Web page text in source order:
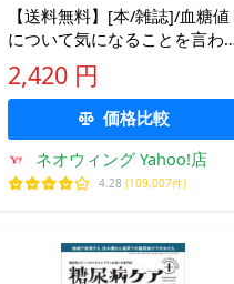
【送料無料】[本/雑誌]/血糖値
について気になることを言わ
れた人やその家族に落ち着い
て読んでほしい本 「ちょっと
血
2,420 円
価格比較
ネオウィング Yahoo!店
4.28 (109,007件)